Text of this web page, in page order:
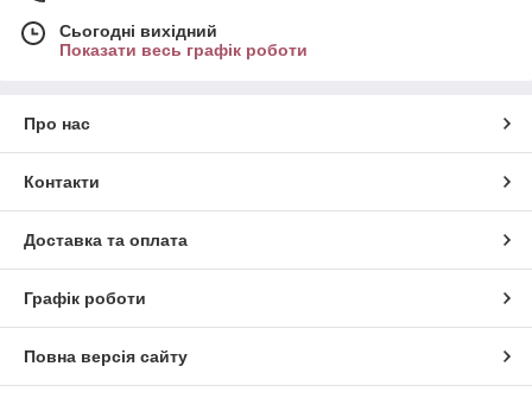
Сьогодні вихідний
Показати весь графік роботи
Про нас
Контакти
Доставка та оплата
Графік роботи
Повна версія сайту